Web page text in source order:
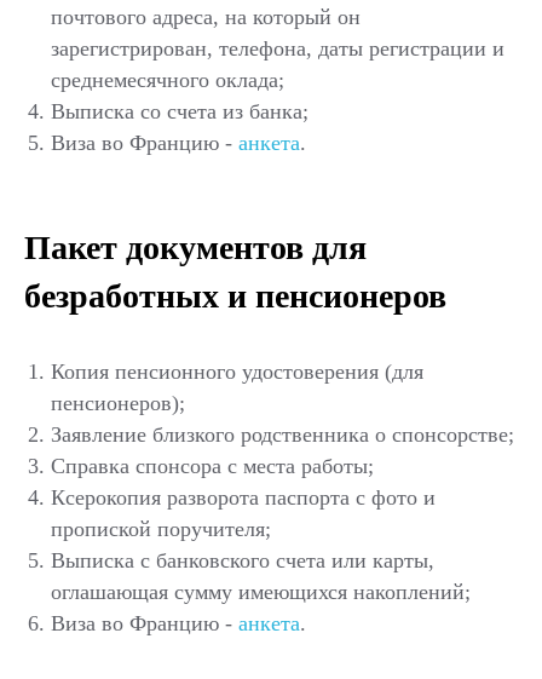
почтового адреса, на который он
зарегистрирован, телефона, даты регистрации и
среднемесячного оклада;
Выписка со счета из банка;
Виза во Францию - анкета.
Пакет документов для
безработных и пенсионеров
Копия пенсионного удостоверения (для
пенсионеров);
Заявление близкого родственника о спонсорстве;
Справка спонсора с места работы;
Ксерокопия разворота паспорта с фото и
пропиской поручителя;
Выписка с банковского счета или карты,
оглашающая сумму имеющихся накоплений;
Виза во Францию - анкета.